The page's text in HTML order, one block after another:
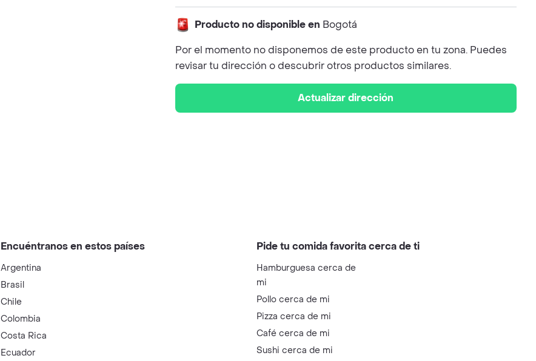
Producto no disponible en Bogotá
Por el momento no disponemos de este producto en tu zona. Puedes
revisar tu dirección o descubrir otros productos similares.
Actualizar dirección
Encuéntranos en estos países
Argentina
Brasil
Chile
Colombia
Costa Rica
Ecuador
Pide tu comida favorita cerca de ti
Hamburguesa cerca de
mi
Pollo cerca de mi
Pizza cerca de mi
Café cerca de mi
Sushi cerca de mi